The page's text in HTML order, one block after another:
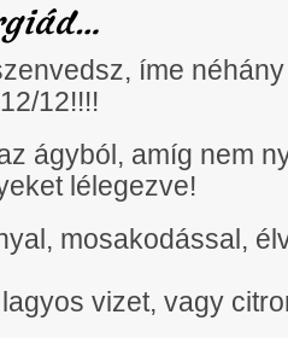
íme
12!!!!
ágyból, amíg nem
lélegezve!
mosakodással,
vizet, vagy